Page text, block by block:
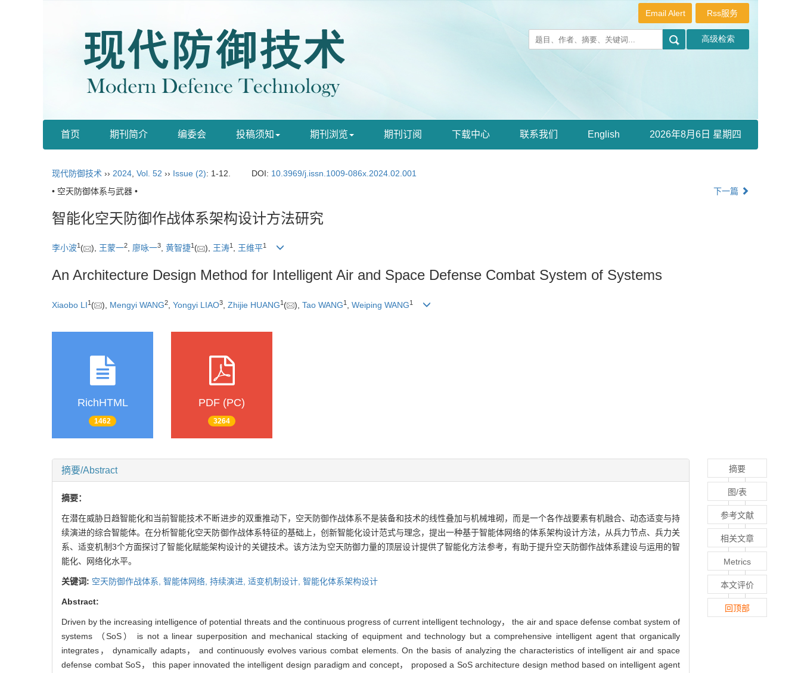
Rss服务
Email Alert
首页 期刊简介 编委会 投稿须知 期刊浏览 期刊订阅 下载中心 联系我们 English 2026年8月6日 星期四
现代防御技术 ›› 2024 Vol. 52 ›› Issue (2): 1-12. DOI: 10.3969/j.issn.1009-086x.2024.02.001
• 空天防御体系与武器 •
下一篇
智能化空天防御作战体系架构设计方法研究
李小波1 ( ), 王蒙一2, 廖咏一3, 黄智捷1 ( ), 王涛1 , 王维平1
An Architecture Design Method for Intelligent Air and Space Defense Combat System of Systems
Xiaobo LI1 ( ), Mengyi WANG2 Yongyi LIAO3 Zhijie HUANG1 ( ), Tao WANG1 Weiping WANG1
RichHTML
1462
PDF (PC)
3264
摘要/Abstract
摘要：
在潜在威胁日趋智能化和当前智能技术不断进步的双重推动下，空天防御作战体系不是装备和技术的线性叠加与机械堆砌，而是一个各作战要素有机融合、动态适变与持
续演进的综合智能体。在分析智能化空天防御作战体系特征的基础上，创新智能化设计范式与理念，提出一种基于智能体网络的体系架构设计方法，从兵力节点、兵力关
系、适变机制3个方面探讨了智能化赋能架构设计的关键技术。该方法为空天防御力量的顶层设计提供了智能化方法参考，有助于提升空天防御作战体系建设与运用的智
能化、网络化水平。
关键词: 空天防御作战体系, 智能体网络, 持续演进, 适变机制设计, 智能化体系架构设计
Abstract:
Driven by the increasing intelligence of potential threats and the continuous progress of current intelligent technology， the air and space defense combat system of
systems （SoS） is not a linear superposition and mechanical stacking of equipment and technology but a comprehensive intelligent agent that organically
integrates， dynamically adapts， and continuously evolves various combat elements. On the basis of analyzing the characteristics of intelligent air and space
defense combat SoS， this paper innovated the intelligent design paradigm and concept， proposed a SoS architecture design method based on intelligent agent
摘要
图/表
参考文献
相关文章
Metrics
本文评价
回顶部